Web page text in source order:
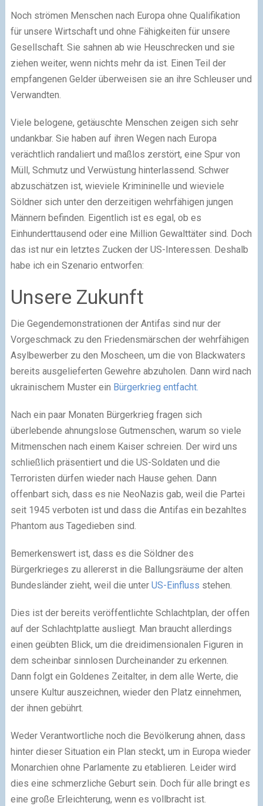
Noch strömen Menschen nach Europa ohne Qualifikation
für unsere Wirtschaft und ohne Fähigkeiten für unsere
Gesellschaft. Sie sahnen ab wie Heuschrecken und sie
ziehen weiter, wenn nichts mehr da ist. Einen Teil der
empfangenen Gelder überweisen sie an ihre Schleuser und
Verwandten.
Viele belogene, getäuschte Menschen zeigen sich sehr
undankbar. Sie haben auf ihren Wegen nach Europa
verächtlich randaliert und maßlos zerstört, eine Spur von
Müll, Schmutz und Verwüstung hinterlassend. Schwer
abzuschätzen ist, wieviele Krimininelle und wieviele
Söldner sich unter den derzeitigen wehrfähigen jungen
Männern befinden. Eigentlich ist es egal, ob es
Einhunderttausend oder eine Million Gewalttäter sind. Doch
das ist nur ein letztes Zucken der US-Interessen. Deshalb
habe ich ein Szenario entworfen:
Unsere Zukunft
Die Gegendemonstrationen der Antifas sind nur der
Vorgeschmack zu den Friedensmärschen der wehrfähigen
Asylbewerber zu den Moscheen, um die von Blackwaters
bereits ausgelieferten Gewehre abzuholen. Dann wird nach
ukrainischem Muster ein Bürgerkrieg entfacht.
Nach ein paar Monaten Bürgerkrieg fragen sich
überlebende ahnungslose Gutmenschen, warum so viele
Mitmenschen nach einem Kaiser schreien. Der wird uns
schließlich präsentiert und die US-Soldaten und die
Terroristen dürfen wieder nach Hause gehen. Dann
offenbart sich, dass es nie NeoNazis gab, weil die Partei
seit 1945 verboten ist und dass die Antifas ein bezahltes
Phantom aus Tagedieben sind.
Bemerkenswert ist, dass es die Söldner des
Bürgerkrieges zu allererst in die Ballungsräume der alten
Bundesländer zieht, weil die unter US-Einfluss stehen.
Dies ist der bereits veröffentlichte Schlachtplan, der offen
auf der Schlachtplatte ausliegt. Man braucht allerdings
einen geübten Blick, um die dreidimensionalen Figuren in
dem scheinbar sinnlosen Durcheinander zu erkennen.
Dann folgt ein Goldenes Zeitalter, in dem alle Werte, die
unsere Kultur auszeichnen, wieder den Platz einnehmen,
der ihnen gebührt.
Weder Verantwortliche noch die Bevölkerung ahnen, dass
hinter dieser Situation ein Plan steckt, um in Europa wieder
Monarchien ohne Parlamente zu etablieren. Leider wird
dies eine schmerzliche Geburt sein. Doch für alle bringt es
eine große Erleichterung, wenn es vollbracht ist.